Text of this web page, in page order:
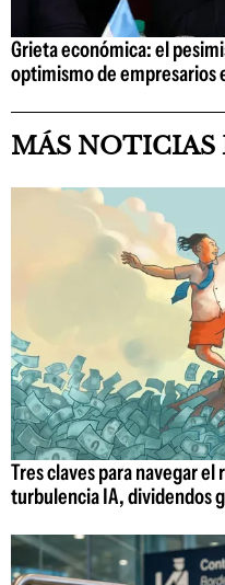
Grieta económica: el
optimismo de empresarios
MÁS NOTICIAS
Tres claves para navegar
turbulencia IA, dividendos